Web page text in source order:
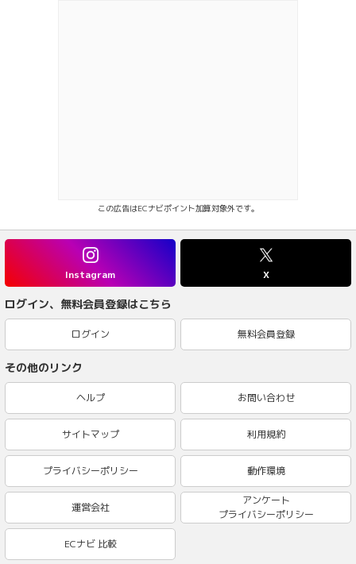
この広告はECナビポイント加算対象外です。
Instagram X
ログイン、無料会員登録はこちら
ログイン 無料会員登録
その他のリンク
ヘルプ お問い合わせ
サイトマップ 利用規約
プライバシーポリシー 動作環境
運営会社
アンケート
プライバシーポリシー
ECナビ 比較